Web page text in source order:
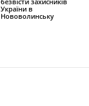
України в
Нововолинську